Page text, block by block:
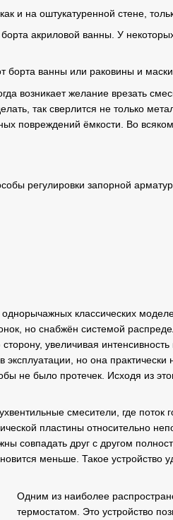
и на оштукатуренной стене,
акриловой ванны. У
борта ванны или раковины и
возникает желание врезать
так сверлится не только
повреждений ёмкости. Во
регулировки запорной
классических
но снабжён системой
увеличивая
но она
не было протечек. Исходя из
смесители, где
пластины относительно
совпадать друг с другом
меньше. Такое
Одним из наиболее
термостатом. Это устройство